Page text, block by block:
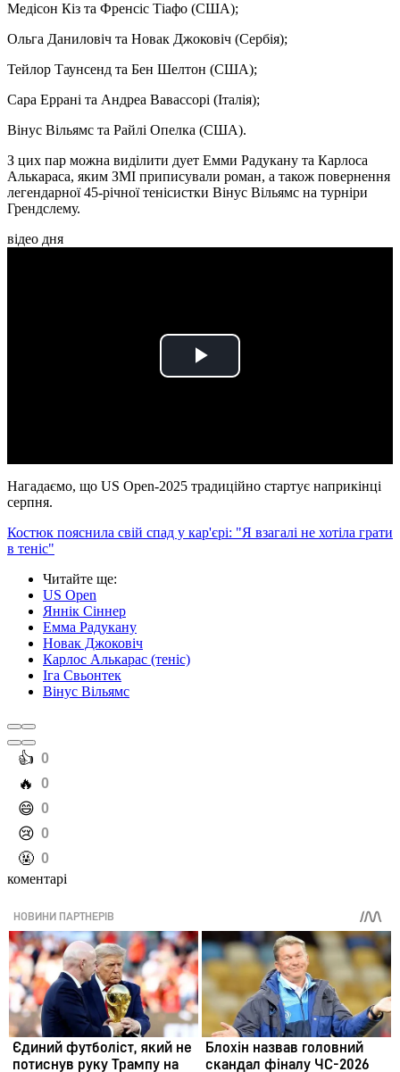
Медісон Кіз та Френсіс Тіафо (США);
Ольга Даниловіч та Новак Джоковіч (Сербія);
Тейлор Таунсенд та Бен Шелтон (США);
Сара Еррані та Андреа Вавассорі (Італія);
Вінус Вільямс та Райлі Опелка (США).
З цих пар можна виділити дует Емми Радукану та Карлоса
Алькараса, яким ЗМІ приписували роман, а також повернення
легендарної 45-річної тенісистки Вінус Вільямс на турніри
Грендслему.
відео дня
Play
Нагадаємо, що US Open-2025 традиційно стартує наприкінці
серпня.
Костюк пояснила свій спад у кар'єрі: "Я взагалі не хотіла грати
в теніс"
Читайте ще:
US Open
Яннік Сіннер
Емма Радукану
Новак Джоковіч
Карлос Алькарас (теніс)
Іга Свьонтек
Вінус Вільямс
️👍 0
️🔥 0
️😄 0
️😢 0
️🤬 0
коментарі